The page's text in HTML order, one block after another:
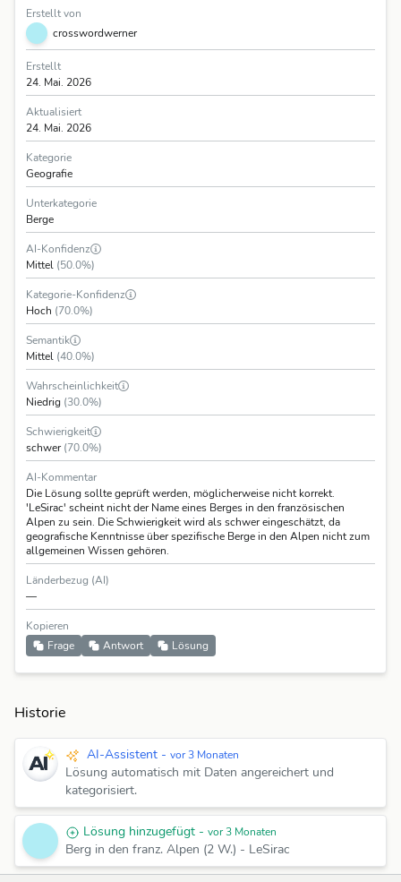
Erstellt von
crosswordwerner
Erstellt
24. Mai. 2026
Aktualisiert
24. Mai. 2026
Kategorie
Geografie
Unterkategorie
Berge
AI-Konfidenz
Mittel (50.0%)
Kategorie-Konfidenz
Hoch (70.0%)
Semantik
Mittel (40.0%)
Wahrscheinlichkeit
Niedrig (30.0%)
Schwierigkeit
schwer(70.0%)
AI-Kommentar
Die Lösung sollte geprüft werden, möglicherweise nicht korrekt.
'LeSirac' scheint nicht der Name eines Berges in den französischen
Alpen zu sein. Die Schwierigkeit wird als schwer eingeschätzt, da
geografische Kenntnisse über spezifische Berge in den Alpen nicht zum
allgemeinen Wissen gehören.
Länderbezug (AI)
—
Kopieren
Frage
Antwort Lösung
Historie
AI-Assistent - vor 3 Monaten
Lösung automatisch mit Daten angereichert und
kategorisiert.
Lösung hinzugefügt - vor 3 Monaten
Berg in den franz. Alpen (2 W.) - LeSirac